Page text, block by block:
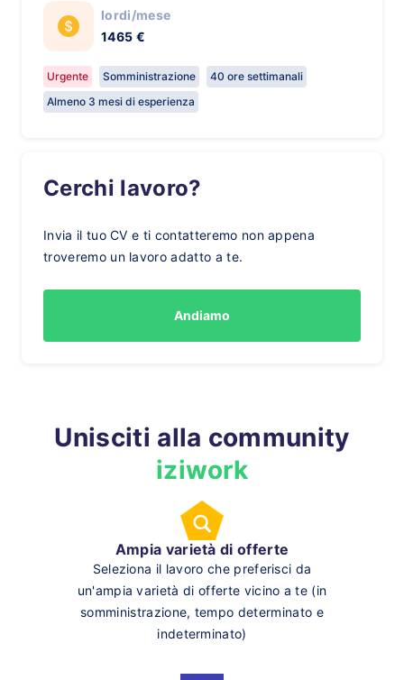
lordi/mese
1465 €
Urgente Somministrazione
40 ore settimanali
Almeno 3 mesi di esperienza
Cerchi lavoro?
Invia il tuo CV e ti contatteremo non appena
troveremo un lavoro adatto a te.
Andiamo
Unisciti alla community
iziwork
Ampia varietà di offerte
Seleziona il lavoro che preferisci da
un'ampia varietà di offerte vicino a te (in
somministrazione, tempo determinato e
indeterminato)